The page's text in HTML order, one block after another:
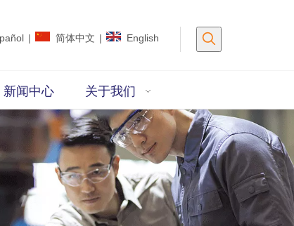
| 简体中文 | English
新闻中心 关于我们